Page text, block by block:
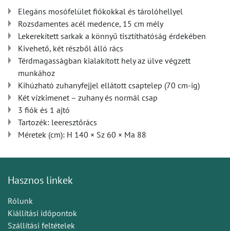
Elegáns mosófelület fiókokkal és tárolóhellyel
Rozsdamentes acél medence, 15 cm mély
Lekerekített sarkak a könnyű tisztíthatóság érdekében
Kivehető, két részből álló rács
Térdmagasságban kialakított hely az ülve végzett
munkához
Kihúzható zuhanyfejjel ellátott csaptelep (70 cm-ig)
Két vízkimenet – zuhany és normál csap
3 fiók és 1 ajtó
Tartozék: leeresztőrács
Méretek (cm): H 140 × Sz 60 × Ma 88
Hasznos linkek
Rólunk
Kiállítási időpontok
Szállítási feltételek